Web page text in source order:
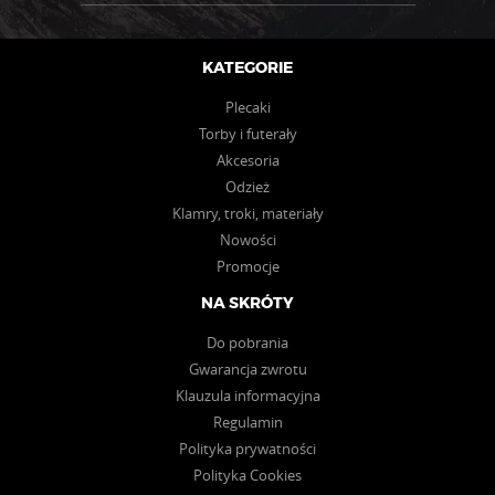
KATEGORIE
Plecaki
Torby i futerały
Akcesoria
Odzież
Klamry, troki, materiały
Nowości
Promocje
NA SKRÓTY
Do pobrania
Gwarancja zwrotu
Klauzula informacyjna
Regulamin
Polityka prywatności
Polityka Cookies